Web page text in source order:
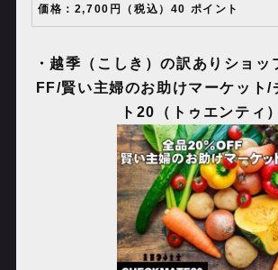
価格：2,700円（税込）40 ポイント
・越季（こしき）の訳ありショッ
FF/賢い主婦のお助けマーケット/
ト 20 （トゥエンティ）